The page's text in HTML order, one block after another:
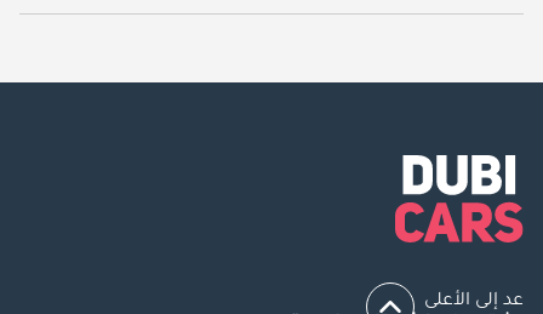
يبدأ سعر سيارة فولفو XC 60 مستعملة في دبي 70,600.
عد إلى الأعلى